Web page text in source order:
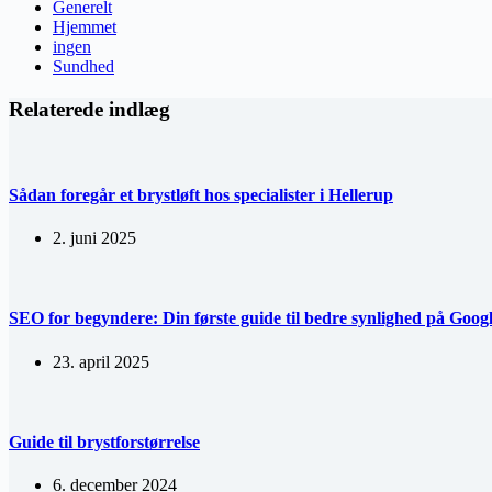
Generelt
Hjemmet
ingen
Sundhed
Relaterede indlæg
Sådan foregår et brystløft hos specialister i Hellerup
2. juni 2025
SEO for begyndere: Din første guide til bedre synlighed på
23. april 2025
Guide til brystforstørrelse
6. december 2024